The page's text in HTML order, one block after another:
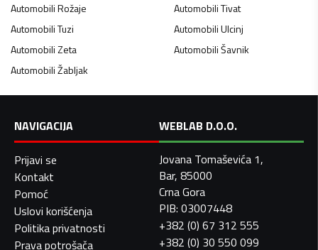
AutomobiliRožaje AutomobiliTivat
AutomobiliTuzi AutomobiliUlcinj
AutomobiliZeta AutomobiliŠavnik
AutomobiliŽabljak
NAVIGACIJA
Prijavi se
Kontakt
Pomoć
Uslovi korišćenja
Politika privatnosti
Prava potrošača
WEBLAB D.O.O.
Jovana Tomaševića 1,
Bar, 85000
Crna Gora
PIB: 03007448
+382 (0) 67 312 555
+382 (0) 30 550 099